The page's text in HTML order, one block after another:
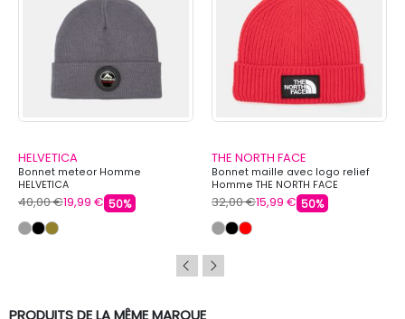
HELVETICA
Bonnet meteor Homme
HELVETICA
40,00 €19,99 € 50%
THE NORTH FACE
Bonnet maille avec logo relief
Homme THE NORTH FACE
32,00 €15,99 € 50%
PRODUITS DE LA MÊME MARQUE